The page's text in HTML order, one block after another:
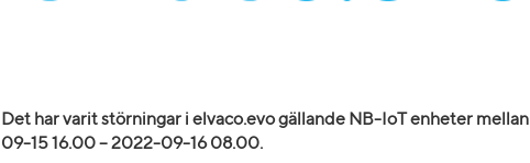
Det har varit störningar i elvaco.evo gällande NB-IoT enheter
09-15 16.00 – 2022-09-16 08.00.